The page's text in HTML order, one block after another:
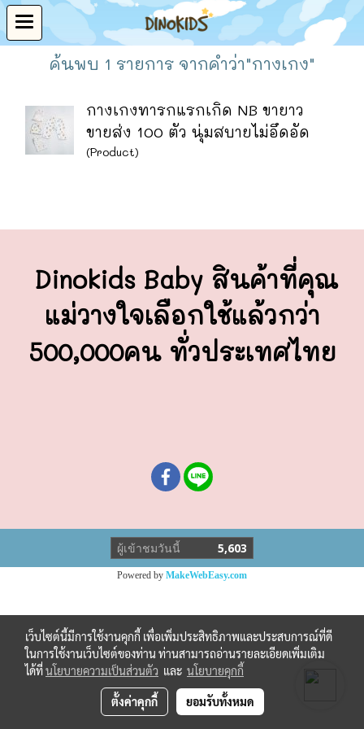
ค้นพบ 1 รายการ จากคำว่า"กางเกง"
กางเกงทารกแรกเกิด NB ขายาว
ขายส่ง 100 ตัว นุ่มสบายไม่อึดอัด
(Product)
Dinokids Baby สินค้าที่คุณ
แม่วางใจเลือกใช้แล้วกว่า
500,000คน ทั่วประเทศไทย
ผู้เข้าชมวันนี้ 5,603
Powered by MakeWebEasy.com
เว็บไซต์นี้มีการใช้งานคุกกี้ เพื่อเพิ่มประสิทธิภาพและประสบการณ์ที่ดี
ในการใช้งานเว็บไซต์ของท่าน ท่านสามารถอ่านรายละเอียดเพิ่มเติม
ได้ที่นโยบายความเป็นส่วนตัว และ นโยบายคุกกี้
ตั้งค่าคุกกี้ ยอมรับทั้งหมด